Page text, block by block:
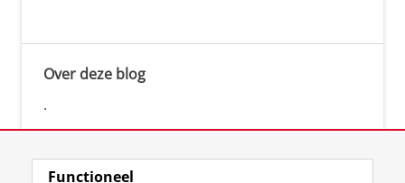
Over deze blog
.
Functioneel